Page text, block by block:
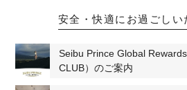
安全・快適にお過ごしい
Seibu Prince Global
CLUB）のご案内